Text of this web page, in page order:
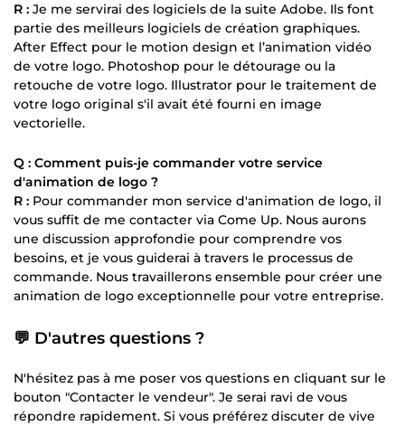
R : Je me servirai des logiciels de la suite Adobe. Ils font
partie des meilleurs logiciels de création graphiques.
After Effect pour le motion design et l’animation vidéo
de votre logo. Photoshop pour le détourage ou la
retouche de votre logo. Illustrator pour le traitement de
votre logo original s'il avait été fourni en image
vectorielle.
Q : Comment puis-je commander votre service
d'animation de logo ?
R : Pour commander mon service d'animation de logo, il
vous suffit de me contacter via Come Up. Nous aurons
une discussion approfondie pour comprendre vos
besoins, et je vous guiderai à travers le processus de
commande. Nous travaillerons ensemble pour créer une
animation de logo exceptionnelle pour votre entreprise.
💬 D'autres questions ?
N'hésitez pas à me poser vos questions en cliquant sur le
bouton "Contacter le vendeur". Je serai ravi de vous
répondre rapidement. Si vous préférez discuter de vive